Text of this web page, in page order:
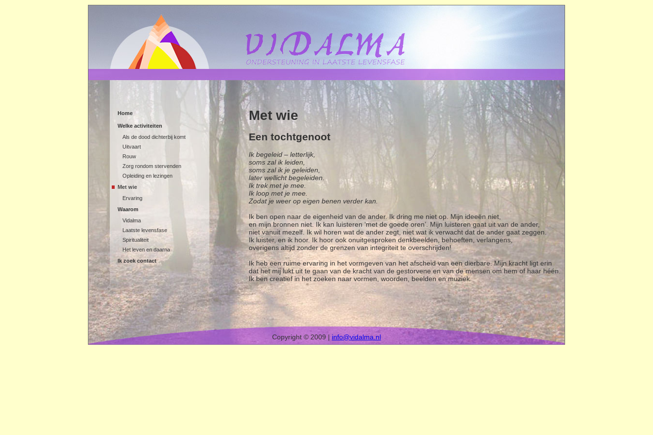
Home
Welke activiteiten
Als de dood dichterbij komt
Uitvaart
Rouw
Zorg rondom stervenden
Opleiding en lezingen
Met wie
Ervaring
Waarom
Vidalma
Laatste levensfase
Spiritualiteit
Het leven en daarna
Ik zoek contact
Met wie
Een tochtgenoot
Ik begeleid – letterlijk,
soms zal ik leiden,
soms zal ik je geleiden,
later wellicht begeleiden.
Ik trek met je mee.
Ik loop met je mee.
Zodat je weer op eigen benen verder kan.
Ik ben open naar de eigenheid van de ander. Ik dring me niet op. Mijn ideeën niet,
en mijn bronnen niet. Ik kan luisteren ‘met de goede oren’. Mijn luisteren gaat uit van de ander,
niet vanuit mezelf. Ik wil horen wat de ander zegt, niet wat ik verwacht dat de ander gaat zeggen.
Ik luister, en ik hoor. Ik hoor ook onuitgesproken denkbeelden, behoeften, verlangens,
overigens altijd zonder de grenzen van integriteit te overschrijden!
Ik heb een ruime ervaring in het vormgeven van het afscheid van een dierbare. Mijn kracht ligt erin
dat het mij lukt uit te gaan van de kracht van de gestorvene en van de mensen om hem of haar héén.
Ik ben creatief in het zoeken naar vormen, woorden, beelden en muziek.
Copyright © 2009 | info@vidalma.nl